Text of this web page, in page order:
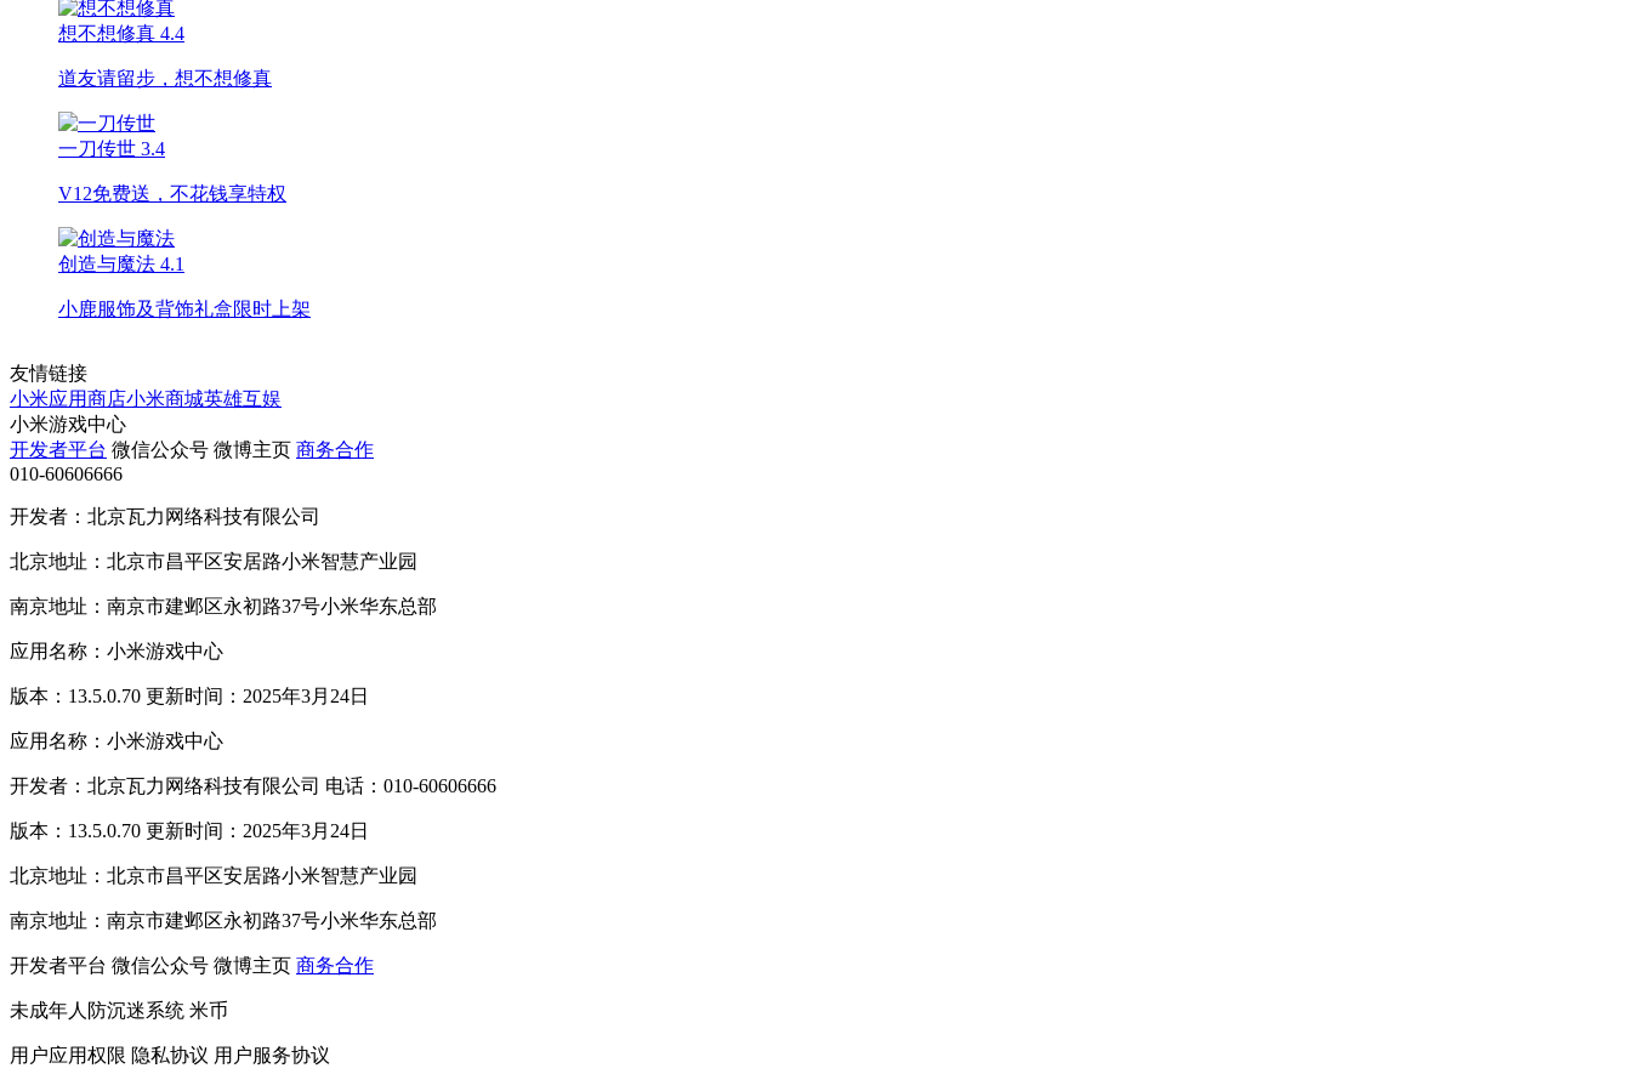
想不想修真 4.4
道友请留步，想不想修真
一刀传世 3.4
V12免费送，不花钱享特权
创造与魔法 4.1
小鹿服饰及背饰礼盒限时上架
友情链接
小米应用商店小米商城英雄互娱
小米游戏中心
开发者平台 微信公众号 微博主页 商务合作
010-60606666
开发者：北京瓦力网络科技有限公司
北京地址：北京市昌平区安居路小米智慧产业园
南京地址：南京市建邺区永初路37号小米华东总部
应用名称：小米游戏中心
版本：13.5.0.70 更新时间：2025年3月24日
应用名称：小米游戏中心
开发者：北京瓦力网络科技有限公司 电话：010-60606666
版本：13.5.0.70 更新时间：2025年3月24日
北京地址：北京市昌平区安居路小米智慧产业园
南京地址：南京市建邺区永初路37号小米华东总部
开发者平台 微信公众号 微博主页 商务合作
未成年人防沉迷系统 米币
用户应用权限 隐私协议 用户服务协议